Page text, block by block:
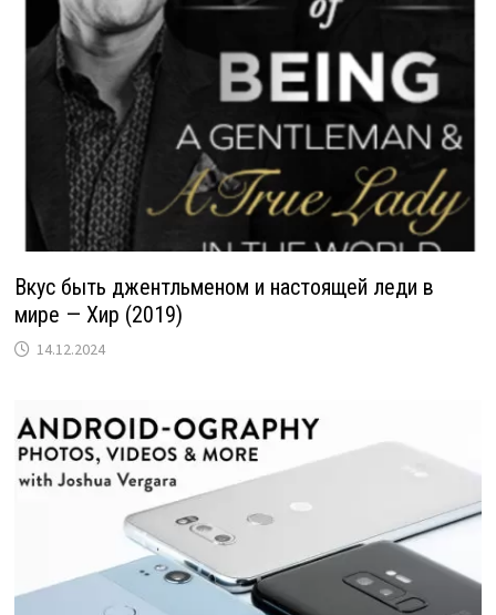
Вкус быть джентльменом и настоящей леди в
мире — Хир (2019)
14.12.2024